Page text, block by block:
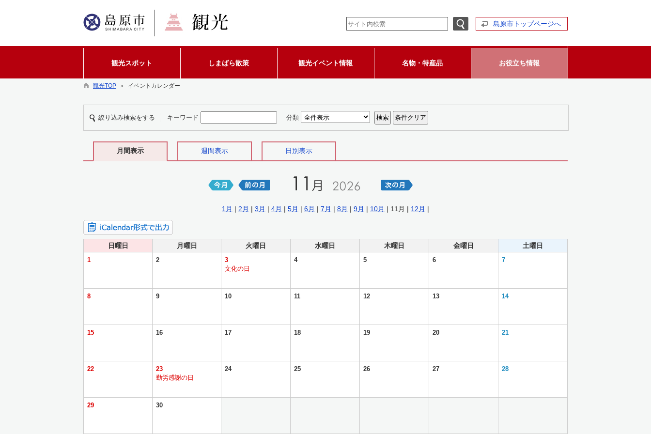
島原市トップページへ
観光スポット しまばら散策 観光イベント情報 名物・特産品 お役立ち情報
観光TOP ＞ イベントカレンダー
絞り込み検索をする キーワード 分類
月間表示 週間表示 日別表示
1月 | 2月 | 3月 | 4月 | 5月 | 6月 | 7月 | 8月 | 9月 | 10月 | 11月 | 12月 |
日曜日 月曜日 火曜日 水曜日 木曜日 金曜日 土曜日
1 2
3
文化の日
4 5 6 7
8 9 10 11 12 13 14
15 16 17 18 19 20 21
22
23
勤労感謝の日
24 25 26 27 28
29 30